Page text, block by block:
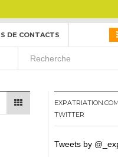
DE CONTACTS
TWITTER
Tweets by